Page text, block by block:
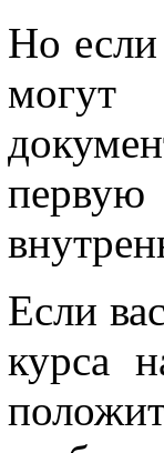
Но
могут
Если
курса